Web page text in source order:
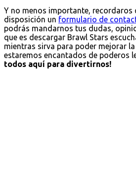
Y no menos importante, recordaros
disposición un formulario de
podrás mandarnos tus dudas,
que es descargar Brawl Stars
mientras sirva para poder mejorar la
estaremos encantados de poderos
todos aquí para divertirnos!